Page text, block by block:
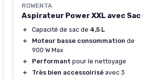
ROWENTA
Aspirateur Power XXL avec Sac
＋ Capacité de sac de 4,5 L
＋
Moteur basse consommation de
900 W Max
＋
Performant pour le nettoyage
＋
Très bien accessoirisé avec 3